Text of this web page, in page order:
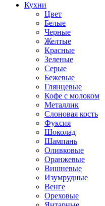
Кухни
Цвет
Белые
Черные
Желтые
Красные
Зеленые
Серые
Бежевые
Глянцевые
Кофе с молоком
Металлик
Слоновая кость
Фуксия
Шоколад
Шампань
Оливковые
Оранжевые
Вишневые
Изумрудные
Венге
Ореховые